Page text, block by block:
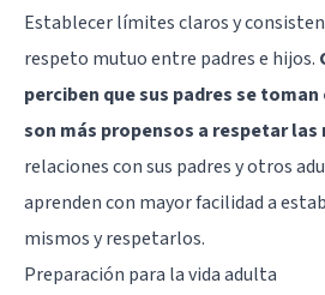
Establecer límites claros y
respeto mutuo entre padres e hijos.
perciben que sus padres se
son más propensos a respetar las
relaciones con sus padres y otros
aprenden con mayor facilidad a
mismos y respetarlos.
Preparación para la vida adulta